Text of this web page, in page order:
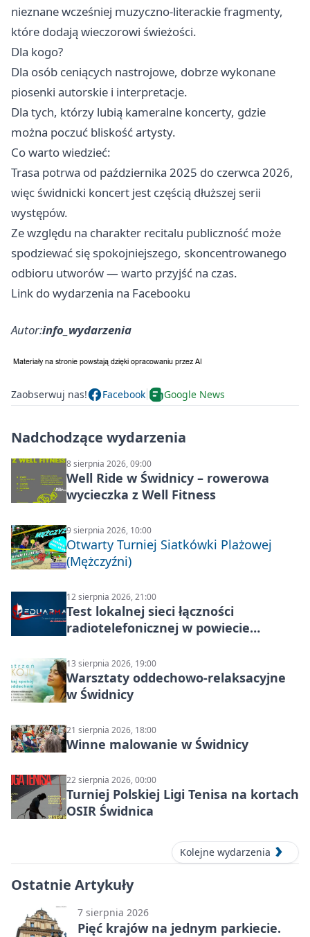
nieznane wcześniej muzyczno‑literackie fragmenty,
które dodają wieczorowi świeżości.
Dla kogo?
Dla osób ceniących nastrojowe, dobrze wykonane
piosenki autorskie i interpretacje.
Dla tych, którzy lubią kameralne koncerty, gdzie
można poczuć bliskość artysty.
Co warto wiedzieć:
Trasa potrwa od października 2025 do czerwca 2026,
więc świdnicki koncert jest częścią dłuższej serii
występów.
Ze względu na charakter recitalu publiczność może
spodziewać się spokojniejszego, skoncentrowanego
odbioru utworów — warto przyjść na czas.
Link do wydarzenia na Facebooku
Autor:info_wydarzenia
Zaobserwuj nas! Facebook Google News
Nadchodzące wydarzenia
8 sierpnia 2026, 09:00
Well Ride w Świdnicy – rowerowa
wycieczka z Well Fitness
9 sierpnia 2026, 10:00
Otwarty Turniej Siatkówki Plażowej
(Mężczyźni)
12 sierpnia 2026, 21:00
Test lokalnej sieci łączności
radiotelefonicznej w powiecie
13 sierpnia 2026, 19:00
Warsztaty oddechowo-relaksacyjne
w Świdnicy
21 sierpnia 2026, 18:00
Winne malowanie w Świdnicy
22 sierpnia 2026, 00:00
Turniej Polskiej Ligi Tenisa na kortach
OSIR Świdnica
Kolejne wydarzenia
Ostatnie Artykuły
7 sierpnia 2026
Pięć krajów na jednym parkiecie.